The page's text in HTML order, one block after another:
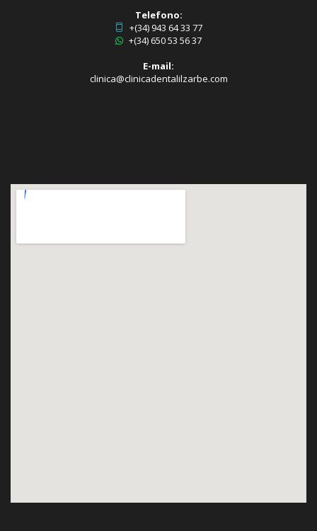
Telefono:
+(34) 943 64 33 77
+(34) 650 53 56 37
E-mail:
clinica@clinicadentalilzarbe.com